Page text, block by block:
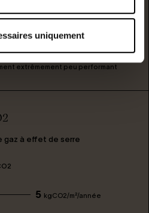
uniquement
extrêmement peu performant
gaz à effet de serre
5 kgCO2/m²/année